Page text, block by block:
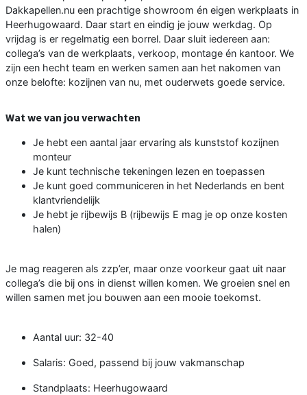
Dakkapellen.nu een prachtige showroom én eigen werkplaats in
Heerhugowaard. Daar start en eindig je jouw werkdag. Op
vrijdag is er regelmatig een borrel. Daar sluit iedereen aan:
collega’s van de werkplaats, verkoop, montage én kantoor. We
zijn een hecht team en werken samen aan het nakomen van
onze belofte: kozijnen van nu, met ouderwets goede service.
Wat we van jou verwachten
Je hebt een aantal jaar ervaring als kunststof kozijnen
monteur
Je kunt technische tekeningen lezen en toepassen
Je kunt goed communiceren in het Nederlands en bent
klantvriendelijk
Je hebt je rijbewijs B (rijbewijs E mag je op onze kosten
halen)
Je mag reageren als zzp’er, maar onze voorkeur gaat uit naar
collega’s die bij ons in dienst willen komen. We groeien snel en
willen samen met jou bouwen aan een mooie toekomst.
Aantal uur: 32-40
Salaris: Goed, passend bij jouw vakmanschap
Standplaats: Heerhugowaard